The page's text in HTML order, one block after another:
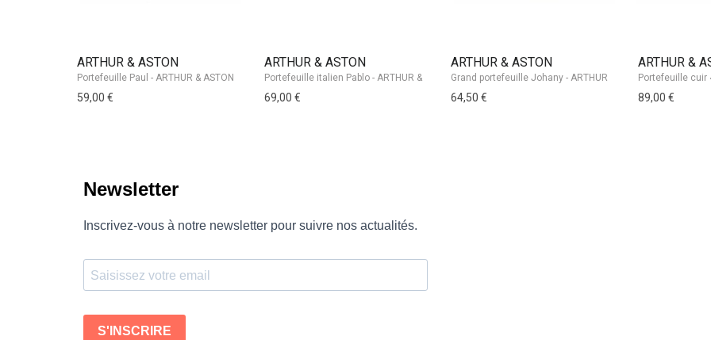
ARTHUR & ASTON
Portefeuille Paul - ARTHUR & ASTON
59,00 €
ARTHUR & ASTON
69,00 €
ARTHUR & ASTON
64,50 €
ARTHUR &
89,00 €